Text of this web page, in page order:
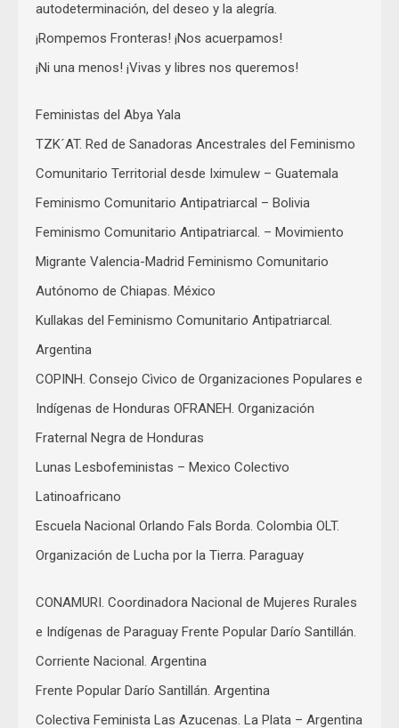
autodeterminación, del deseo y la alegría.
¡Rompemos Fronteras! ¡Nos acuerpamos!
¡Ni una menos! ¡Vivas y libres nos queremos!
Feministas del Abya Yala
TZK´AT. Red de Sanadoras Ancestrales del Feminismo
Comunitario Territorial desde Iximulew – Guatemala
Feminismo Comunitario Antipatriarcal – Bolivia
Feminismo Comunitario Antipatriarcal. – Movimiento
Migrante Valencia-Madrid Feminismo Comunitario
Autónomo de Chiapas. México
Kullakas del Feminismo Comunitario Antipatriarcal.
Argentina
COPINH. Consejo Cìvico de Organizaciones Populares e
Indígenas de Honduras OFRANEH. Organización
Fraternal Negra de Honduras
Lunas Lesbofeministas – Mexico Colectivo
Latinoafricano
Escuela Nacional Orlando Fals Borda. Colombia OLT.
Organización de Lucha por la Tierra. Paraguay
CONAMURI. Coordinadora Nacional de Mujeres Rurales
e Indígenas de Paraguay Frente Popular Darío Santillán.
Corriente Nacional. Argentina
Frente Popular Darío Santillán. Argentina
Colectiva Feminista Las Azucenas. La Plata – Argentina